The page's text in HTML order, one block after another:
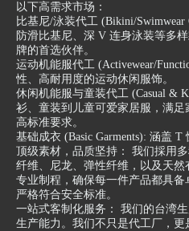
以下高需求市场：
比基尼/泳装代工 (Bikini/
防滑比基尼、深 V 连身泳装等多
牌的首选伙伴。
运动机能服代工 (Activewear/
性、高耐用度的运动休闲服饰。
休闲机能服与童装代工 (Casual &
衫、童装到儿童可爱家居服，满
高标准要求。
基础成衣 (Basic Garments): 涵盖 T
顶级素材，品质坚持： 我们採用
纤维、尼龙、弹性纤维，以及天
专业制程，确保每一件产品都具
严格符合安全标准。
一站式客制化服务： 我们的台湾
生产能力。我们不只是代工厂，